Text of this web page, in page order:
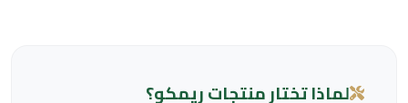
لماذا تختار منتجات ريمكو؟